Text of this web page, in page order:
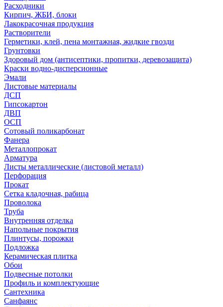
Расходники
Кирпич, ЖБИ, блоки
Лакокрасочная продукция
Растворители
Герметики, клей, пена монтажная, жидкие гвозди
Грунтовки
Здоровый дом (антисептики, пропитки, деревозащита)
Краски водно-дисперсионные
Эмали
Листовые материалы
ДСП
Гипсокартон
ДВП
ОСП
Сотовый поликарбонат
Фанера
Металлопрокат
Арматура
Листы металлические (листовой металл)
Перфорация
Прокат
Сетка кладочная, рабица
Проволока
Труба
Внутренняя отделка
Напольные покрытия
Плинтусы, порожки
Подложка
Керамическая плитка
Обои
Подвесные потолки
Профиль и комплектующие
Сантехника
Санфаянс